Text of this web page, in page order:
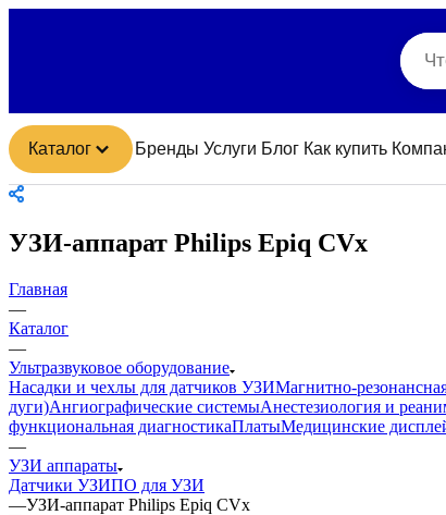
Каталог Бренды Услуги Блог Как купить
УЗИ-аппарат Philips Epiq CVx
Главная
—
Каталог
—
Ультразвуковое оборудование
Насадки и чехлы для датчиков УЗИМагнитно-
дуги)Ангиографические системыАнестезиология и
функциональная диагностикаПлатыМедицинские
—
УЗИ аппараты
Датчики УЗИПО для УЗИ
—УЗИ-аппарат Philips Epiq CVx